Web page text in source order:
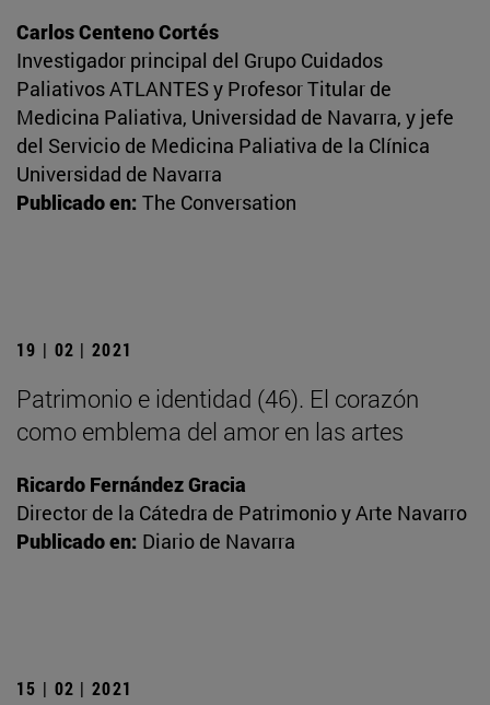
Carlos Centeno Cortés
Investigador principal del Grupo Cuidados
Paliativos ATLANTES y Profesor Titular de
Medicina Paliativa, Universidad de Navarra, y jefe
del Servicio de Medicina Paliativa de la Clínica
Universidad de Navarra
Publicado en: The Conversation
19 | 02 | 2021
Patrimonio e identidad (46). El corazón
como emblema del amor en las artes
Ricardo Fernández Gracia
Director de la Cátedra de Patrimonio y Arte Navarro
Publicado en: Diario de Navarra
15 | 02 | 2021